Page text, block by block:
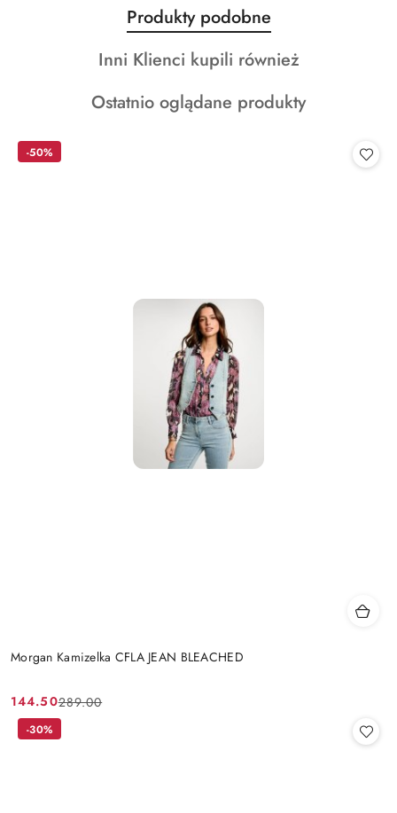
Pomiń karuzelę produktów
Produkty
o
statusie:
Produkty podobne
Produkty
statusie:
Inni Klienci kupili również
Produkty
Ostatnio oglądane produkty
Morgan Kamizelka CFLA JEAN BLEACHED
Cena
promocyjna:
144.50
Cena
przed
289.00
-50%
-30%